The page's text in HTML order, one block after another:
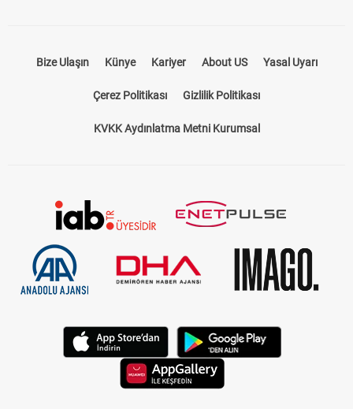
Bize Ulaşın Künye Kariyer About US Yasal Uyarı
Çerez Politikası Gizlilik Politikası
KVKK Aydınlatma Metni Kurumsal